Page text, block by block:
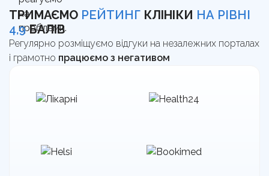
ТРИМАЄМО РЕЙТИНГ КЛІНІКИ НА РІВНІ
4,9БАЛІВ
Регулярно розміщуємо відгуки на незалежних порталах
і грамотно працюємо з негативом